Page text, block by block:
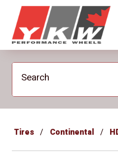
YKW Wheels
Search
Tires Continental